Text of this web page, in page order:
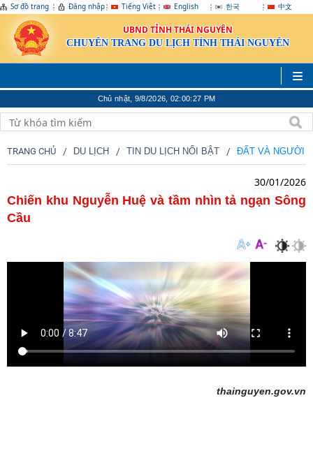
Sơ đồ trang Đăng nhập Tiếng Việt English 한국 中文
UBND TỈNH THÁI NGUYÊN
CHUYÊN TRANG DU LỊCH TỈNH THÁI NGUYÊN
Chủ nhật, 9/8/2026, 02:00:28 PM
TRANG CHỦ DU LỊCH TIN DU LỊCH NỔI BẬT ĐẤT VÀ NGƯỜI
30/01/2026
Chiến khu Nguyễn Huệ và tầm nhìn tả ngạn Sông
Cầu
thainguyen.gov.vn
Nhiều hoạt động hấp dẫn khách du lịch tại Lễ hội mùa Thu Sa Pa
2024
(17/08/2024)
Thái Nguyên trong mắt du khách